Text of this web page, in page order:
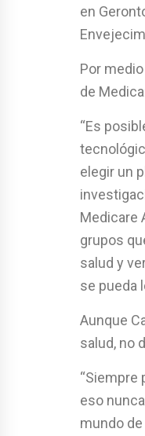
en
Por
de
“Es
elegir un
Medicare
grupos
salud y
se pueda
Aunque
salud, no
“Siempre
eso
mundo